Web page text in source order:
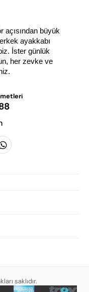
açısından büyük
ayakkabı
İster günlük
her zevke ve
saklıdır.